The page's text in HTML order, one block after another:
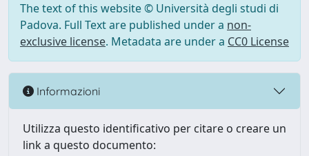
The text of this website © Università degli studi di
Padova. Full Text are published under a non-
exclusive license. Metadata are under a CC0 License
Informazioni
Utilizza questo identificativo per citare o creare un
link a questo documento: